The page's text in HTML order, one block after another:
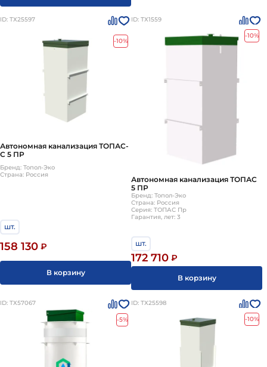
ID: ТХ25597
-10%
Автономная канализация ТОПАС-
С 5 ПР
Бренд: Топол-Эко
Страна: Россия
шт.
158 130 ₽
В корзину
ID: ТХ1559
-10%
Автономная канализация ТОПАС
5 ПР
Бренд: Топол-Эко
Страна: Россия
Серия: ТОПАС Пр
Гарантия, лет: 3
шт.
172 710 ₽
В корзину
ID: ТХ57067
-5%
ID: ТХ25598
-10%